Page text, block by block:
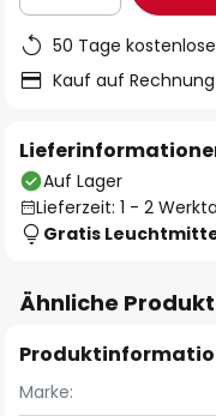
50 Tage
Kauf auf Rechnung
Auf Lager
Lieferzeit: 1 - 2
Gratis
Ähnliche
Marke: